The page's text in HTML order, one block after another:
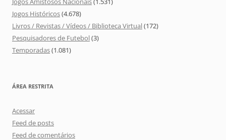
Jogos Históricos(4.678)
Livros / Revistas / Vídeos / Biblioteca Virtual(172)
Pesquisadores de Futebol(3)
Temporadas(1.081)
ÁREA RESTRITA
Acessar
Feed de posts
Feed de comentários